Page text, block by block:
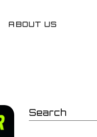
ABOUT US